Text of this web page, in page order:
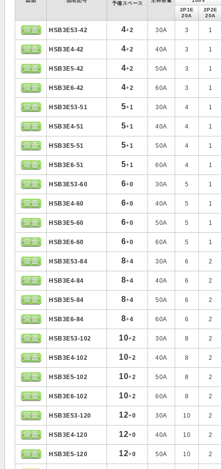
予備スペース
2P1E
20A
2P2E
20A
HSB3E53-42 4+2 30A 3 1
HSB3E4-42 4+2 40A 3 1
HSB3E5-42 4+2 50A 3 1
HSB3E6-42 4+2 60A 3 1
HSB3E53-51 5+1 30A 4 1
HSB3E4-51 5+1 40A 4 1
HSB3E5-51 5+1 50A 4 1
HSB3E6-51 5+1 60A 4 1
HSB3E53-60 6+0 30A 5 1
HSB3E4-60 6+0 40A 5 1
HSB3E5-60 6+0 50A 5 1
HSB3E6-60 6+0 60A 5 1
HSB3E53-84 8+4 30A 6 2
HSB3E4-84 8+4 40A 6 2
HSB3E5-84 8+4 50A 6 2
HSB3E6-84 8+4 60A 6 2
HSB3E53-102 10+2 30A 8 2
HSB3E4-102 10+2 40A 8 2
HSB3E5-102 10+2 50A 8 2
HSB3E6-102 10+2 60A 8 2
HSB3E53-120 12+0 30A 10 2
HSB3E4-120 12+0 40A 10 2
HSB3E5-120 12+0 50A 10 2